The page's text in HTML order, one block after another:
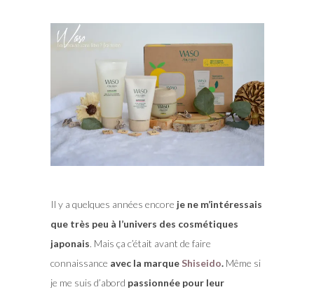
Il y a quelques années encore je ne m’intéressais
que très peu à l’univers des cosmétiques
japonais. Mais ça c’était avant de faire
connaissance avec la marque Shiseido.Même si
je me suis d’abord passionnée pour leur